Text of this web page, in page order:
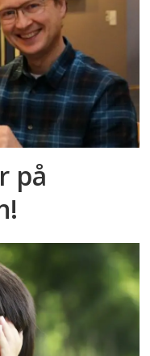
på